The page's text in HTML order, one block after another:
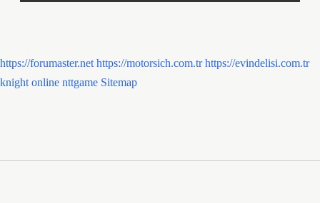
https://forumaster.net https://motorsich.com.tr https://evindelisi.com.tr
knight online nttgame Sitemap